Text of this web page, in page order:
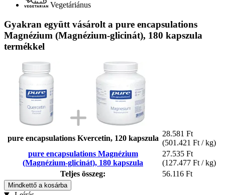
Vegetáriánus
Gyakran együtt vásárolt a pure encapsulations
Magnézium (Magnézium-glicinát), 180 kapszula
termékkel
pure encapsulations Kvercetin, 120 kapszula
28.581 Ft
(501.421 Ft / kg)
pure encapsulations Magnézium
(Magnézium-glicinát), 180 kapszula
27.535 Ft
(127.477 Ft / kg)
Teljes összeg:
56.116 Ft
Mindkettő a kosárba